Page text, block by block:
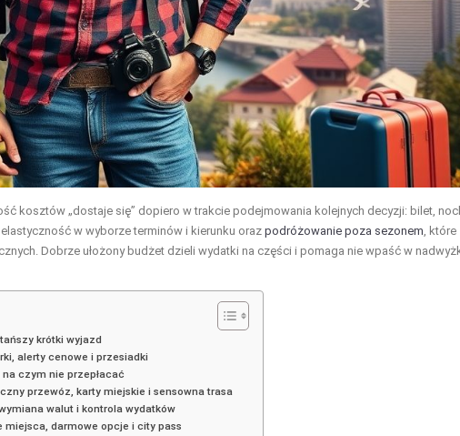
kosztów „dostaje się” dopiero w trakcie podejmowania kolejnych decyzji: bilet,
w wyborze terminów i kierunku oraz podróżowanie poza sezonem, które
Dobrze ułożony budżet dzieli wydatki na części i pomaga nie wpaść w
krótki wyjazd
alerty cenowe i przesiadki
czym nie przepłacać
przewóz, karty miejskie i sensowna trasa
walut i kontrola wydatków
darmowe opcje i city pass